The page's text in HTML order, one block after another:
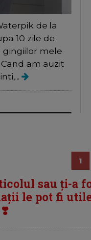
de la
10 zile de
gingiilor mele
am auzit
1
sau ți-a
le pot fi